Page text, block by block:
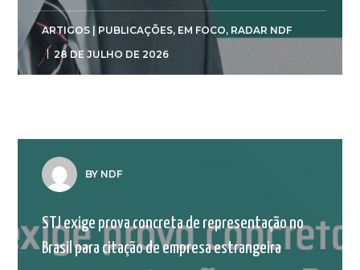
ARTIGOS | PUBLICAÇÕES, EM FOCO, RADAR NDF
28 DE JULHO DE 2026
BY NDF
STJ exige prova concreta de representação no
Brasil para citação de empresa estrangeira